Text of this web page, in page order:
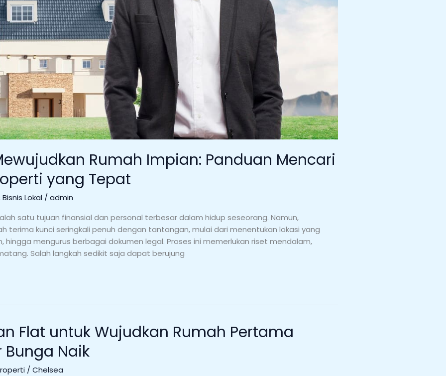
Rumah Impian: Panduan Mencari
yang Tepat
Bisnis Lokal / admin
satu tujuan finansial dan personal terbesar dalam hidup seseorang. Namun,
terima kunci seringkali penuh dengan tantangan, mulai dari menentukan lokasi yang
hingga mengurus berbagai dokumen legal. Proses ini memerlukan riset mendalam,
Salah langkah sedikit saja dapat berujung
Flat untuk Wujudkan Rumah Pertama
Naik
/ Chelsea